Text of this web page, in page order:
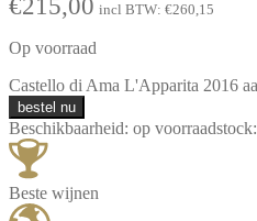
€215,00 incl BTW: €260,15
Op voorraad
Castello di Ama L'Apparita 2016
bestel nu
Beschikbaarheid: op voorraadstock:
Beste wijnen